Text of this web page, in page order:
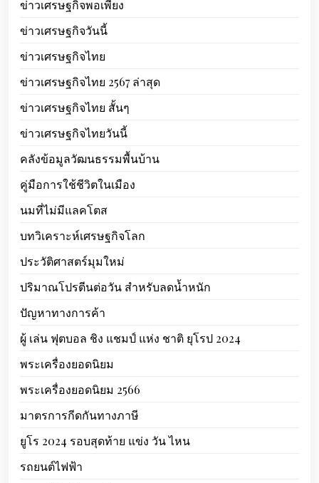
ข่าวเศรษฐกิจพอเพียง
ข่าวเศรษฐกิจวันนี้
ข่าวเศรษฐกิจไทย
ข่าวเศรษฐกิจไทย 2567 ล่าสุด
ข่าวเศรษฐกิจไทย สั้นๆ
ข่าวเศรษฐกิจไทยวันนี้
คลังข้อมูลวัฒนธรรมพื้นบ้าน
คู่มือการใช้ชีวิตในเมือง
นมที่ไม่มีแลคโตส
บทวิเคราะห์เศรษฐกิจโลก
ประวัติศาสตร์มุมใหม่
ปริมาณโปรตีนต่อวัน สำหรับลดน้ำหนัก
ปัญหาทางการค้า
ผู้ เล่น ฟุตบอล ชิง แชมป์ แห่ง ชาติ ยุโรป 2024
พระเครื่องยอดนิยม
พระเครื่องยอดนิยม 2566
มาตรการกีดกันทางภาษี
ยูโร 2024 รอบสุดท้าย แข่ง วัน ไหน
รถยนต์ไฟฟ้า